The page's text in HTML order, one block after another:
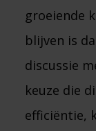
groeiende
blijven is
discussie
keuze die
efficiëntie,